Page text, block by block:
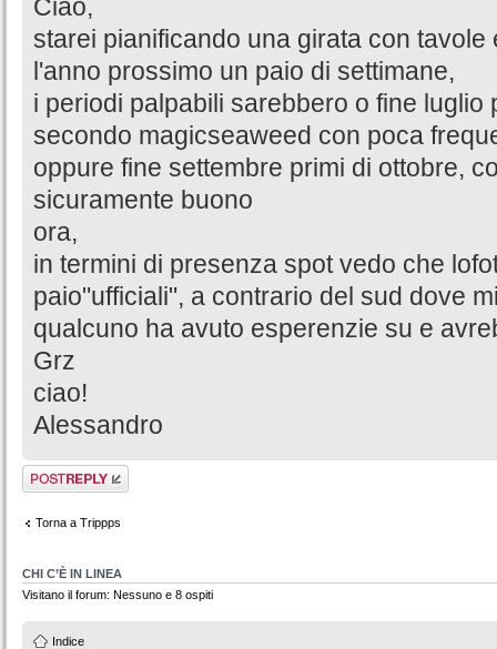
Ciao,
starei pianificando una girata con
l'anno prossimo un paio di settimane,
i periodi palpabili sarebbero o fine luglio
secondo magicseaweed con poca
oppure fine settembre primi di ottobre,
sicuramente buono
ora,
in termini di presenza spot vedo che
paio"ufficiali", a contrario del sud dove
qualcuno ha avuto esperenzie su e
Grz
ciao!
Alessandro
Rispondi al
messaggio
Torna a Trippps
CHI C’È IN LINEA
Visitano il forum: Nessuno e 8 ospiti
Indice